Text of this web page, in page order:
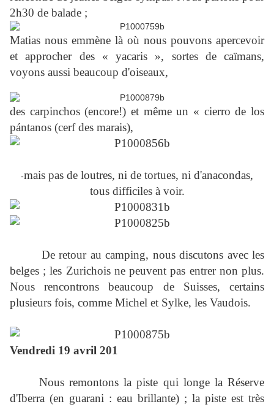
2h30 de balade ;
Matias nous emmène là où nous pouvons apercevoir
et approcher des « yacaris », sortes de caïmans,
voyons aussi beaucoup d'oiseaux,
des carpinchos (encore!) et même un « cierro de los
pántanos (cerf des marais),
-mais pas de loutres, ni de tortues, ni d'anacondas,
tous difficiles à voir.
De retour au camping, nous discutons avec les
belges ; les Zurichois ne peuvent pas entrer non plus.
Nous rencontrons beaucoup de Suisses, certains
plusieurs fois, comme Michel et Sylke, les Vaudois.
Vendredi 19 avril 201
Nous remontons la piste qui longe la Réserve
d'Iberra (en guarani : eau brillante) ; la piste est très